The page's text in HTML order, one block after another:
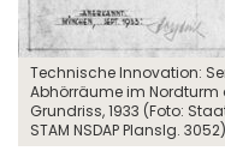
Technische Innovation:
Abhörräume im Nordturm
Grundriss, 1933 (Foto:
STAM NSDAP Planslg. 3052)